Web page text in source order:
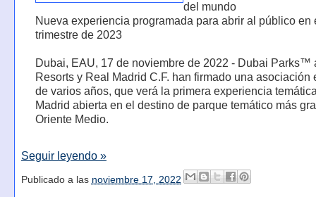
del mundo
Nueva experiencia programada para abrir al público en
trimestre de 2023
Dubai, EAU, 17 de noviembre de 2022 - Dubai Parks™
Resorts y Real Madrid C.F. han firmado una asociación
de varios años, que verá la primera experiencia
Madrid abierta en el destino de parque temático más
Oriente Medio.
Seguir leyendo »
Publicado a las noviembre 17, 2022